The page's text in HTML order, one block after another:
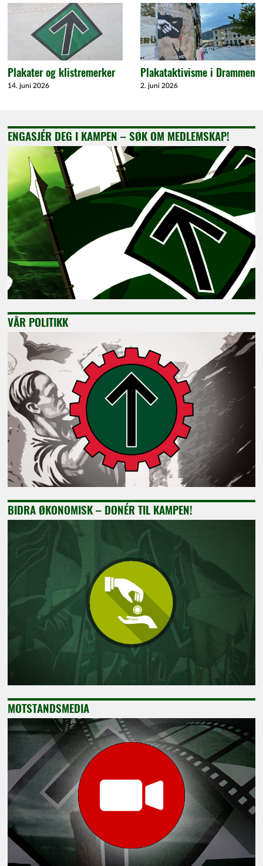
Plakater og klistremerker
14. juni 2026
Plakataktivisme i Drammen
2. juni 2026
ENGASJÉR DEG I KAMPEN – SØK OM MEDLEMSKAP!
VÅR POLITIKK
BIDRA ØKONOMISK – DONÉR TIL KAMPEN!
MOTSTANDSMEDIA